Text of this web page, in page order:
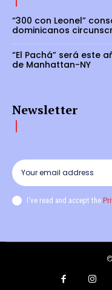
“300 con Leonel”
dominicanos
“El Pachá” será este
de Manhattan-NY
Newsletter
I've read and accept the